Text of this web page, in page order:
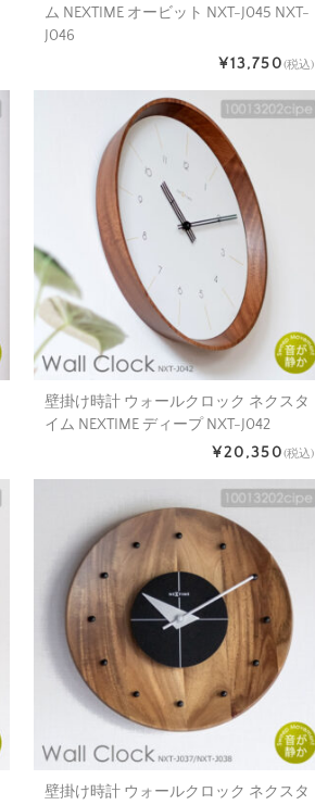
ム NEXTIME オービット NXT-J045 NXT-
J046
¥13,750(税込)
壁掛け時計 ウォールクロック ネクスタ
イム NEXTIME ディープ NXT-J042
¥20,350(税込)
壁掛け時計 ウォールクロック ネクスタ